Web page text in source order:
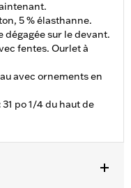
5 % élasthanne.
dégagée sur le devant.
fentes. Ourlet à
avec ornements en
31 po 1/4 du haut de